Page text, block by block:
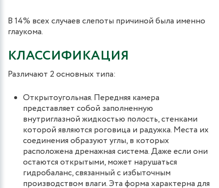
В 14% всех случаев слепоты причиной была именно
глаукома.
КЛАССИФИКАЦИЯ
Различают 2 основных типа:
Открытоугольная. Передняя камера
представляет собой заполненную
внутриглазной жидкостью полость, стенками
которой являются роговица и радужка. Места их
соединения образуют углы, в которых
расположена дренажная система. Даже если они
остаются открытыми, может нарушаться
гидробаланс, связанный с избыточным
производством влаги. Эта форма характерна для